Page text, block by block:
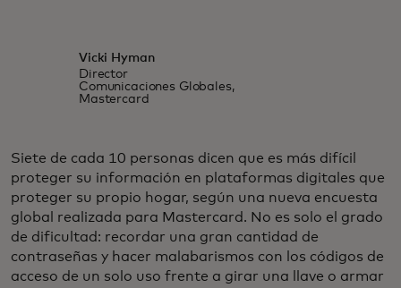
Vicki Hyman
Director
Comunicaciones Globales,
Mastercard
Siete de cada 10 personas dicen que es más difícil
proteger su información en plataformas digitales que
proteger su propio hogar, según una nueva encuesta
global realizada para Mastercard. No es solo el grado
de dificultad: recordar una gran cantidad de
contraseñas y hacer malabarismos con los códigos de
acceso de un solo uso frente a girar una llave o armar